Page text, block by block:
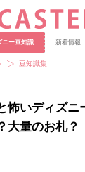
ニー豆知識 新着情報
豆知識集
怖いディズニ
大量のお札？